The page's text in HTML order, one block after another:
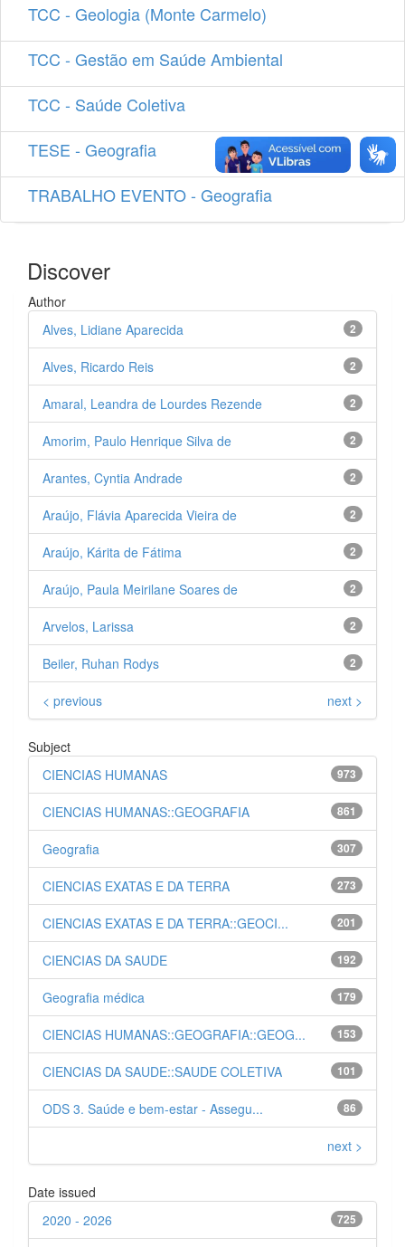
TCC - Geologia (Monte Carmelo)
TCC - Gestão em Saúde Ambiental
TCC - Saúde Coletiva
TESE - Geografia
TRABALHO EVENTO - Geografia
Discover
Author
2
Alves, Lidiane Aparecida
2
Alves, Ricardo Reis
2
Amaral, Leandra de Lourdes Rezende
2
Amorim, Paulo Henrique Silva de
2
Arantes, Cyntia Andrade
2
Araújo, Flávia Aparecida Vieira de
2
Araújo, Kárita de Fátima
2
Araújo, Paula Meirilane Soares de
2
Arvelos, Larissa
2
Beiler, Ruhan Rodys
< previous next >
Subject
973
CIENCIAS HUMANAS
861
CIENCIAS HUMANAS::GEOGRAFIA
307
Geografia
273
CIENCIAS EXATAS E DA TERRA
201
CIENCIAS EXATAS E DA TERRA::GEOCI...
192
CIENCIAS DA SAUDE
179
Geografia médica
153
CIENCIAS HUMANAS::GEOGRAFIA::GEOG...
101
CIENCIAS DA SAUDE::SAUDE COLETIVA
86
ODS 3. Saúde e bem-estar - Assegu...
next >
Date issued
725
2020 - 2026